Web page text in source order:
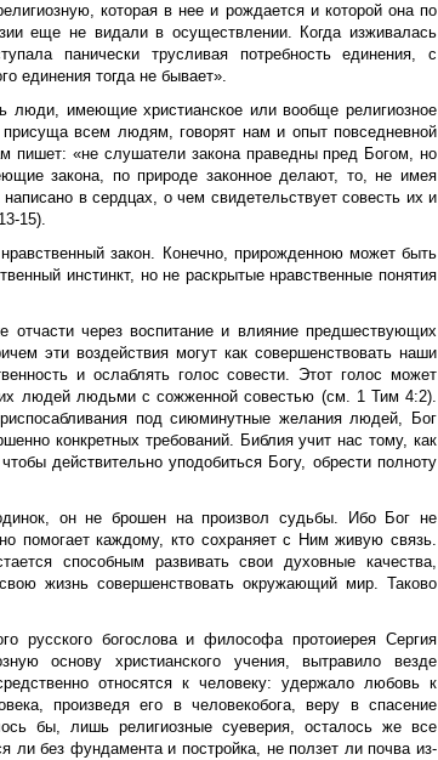
которая в нее и рождается и которой она по
еще не видали в осуществлении. Когда изживалась
панически трусливая потребность единения, с
единения тогда не бывает».
люди, имеющие христианское или вообще религиозное
всем людям, говорят нам и опыт повседневной
пишет: «не слушатели закона праведны пред Богом, но
закона, по природе законное делают, то, не имея
в сердцах, о чем свидетельствует совесть их и
15).
закон. Конечно, прирожденною может быть
инстинкт, но не раскрытые нравственные понятия
отчасти через воспитание и влияние предшествующих
эти воздействия могут как совершенствовать наши
и ослаблять голос совести. Этот голос может
людей людьми с сожженной совестью (см. 1 Тим 4:2).
под сиюминутные желания людей, Бог
конкретных требований. Библия учит нас тому, как
действительно уподобиться Богу, обрести полноту
он не брошен на произвол судьбы. Ибо Бог не
помогает каждому, кто сохраняет с Ним живую связь.
способным развивать свои духовные качества,
жизнь совершенствовать окружающий мир. Таково
богослова и философа протоиерея Сергия
основу христианского учения, вытравило везде
относятся к человеку: удержало любовь к
произведя его в человекобога, веру в спасение
бы, лишь религиозные суеверия, осталось же все
без фундамента и постройка, не ползет ли почва из-